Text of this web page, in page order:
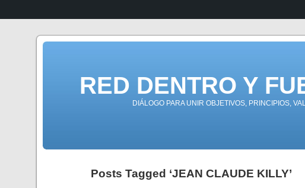
RED DENTRO Y
DIÁLOGO PARA UNIR OBJETIVOS, PRINCIPIOS,
Posts Tagged ‘JEAN CLAUDE KILLY’